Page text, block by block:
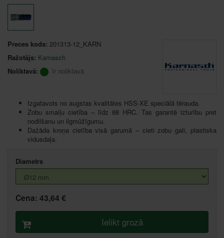
Preces kods: 201313-12_KARN
Ražotājs: Karnasch
Noliktavā:
Ir noliktavā
Izgatavots no augstas kvalitātes HSS-XE speciālā tērauda.
Zobu smaiļu cietība – līdz 68 HRC. Tas garantē izturību pret
nodilšanu un ilgmūžīgumu.
Dažāda kroņa cietība visā garumā – cieti zobu gali, plastiska
vidusdaļa.
Diametrs
Cena: 43,64 €
Ielikt grozā